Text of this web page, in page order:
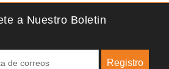
a Nuestro Boletin
Registro